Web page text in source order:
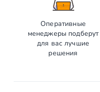
Оперативные
менеджеры подберут
для вас лучшие
решения